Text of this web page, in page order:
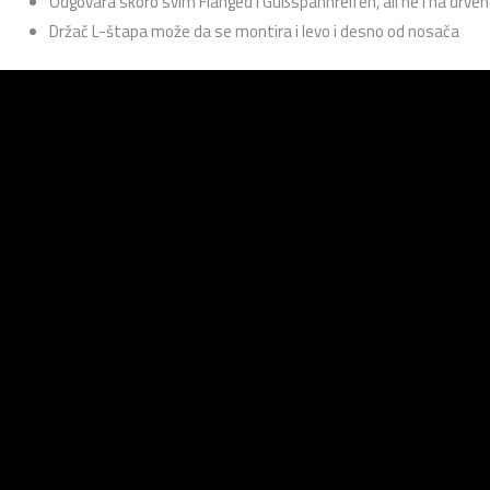
Držač L-štapa može da se montira i levo i desno od nosača